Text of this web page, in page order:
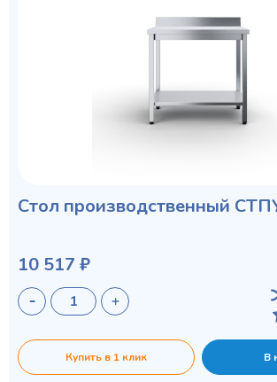
Стол производственный
10 517 ₽
Купить в 1 клик В